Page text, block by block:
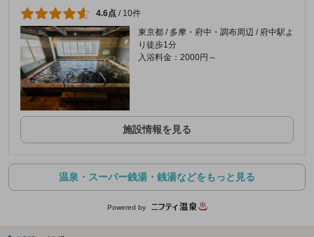
4.6点 / 10件
東京都 / 多摩・府中・調布周辺 / 府中駅よ
り徒歩1分
入浴料金：2000円～
施設情報を見る
温泉・スーパー銭湯・銭湯などをもっと見る
Powered by